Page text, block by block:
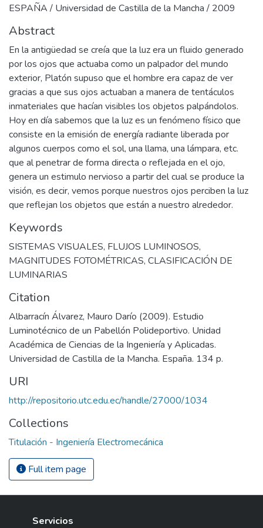
ESPAÑA / Universidad de Castilla de la Mancha / 2009
Abstract
En la antigüedad se creía que la luz era un fluido generado
por los ojos que actuaba como un palpador del mundo
exterior, Platón supuso que el hombre era capaz de ver
gracias a que sus ojos actuaban a manera de tentáculos
inmateriales que hacían visibles los objetos palpándolos.
Hoy en día sabemos que la luz es un fenómeno físico que
consiste en la emisión de energía radiante liberada por
algunos cuerpos como el sol, una llama, una lámpara, etc.
que al penetrar de forma directa o reflejada en el ojo,
genera un estimulo nervioso a partir del cual se produce la
visión, es decir, vemos porque nuestros ojos perciben la luz
que reflejan los objetos que están a nuestro alrededor.
Keywords
SISTEMAS VISUALES, FLUJOS LUMINOSOS,
MAGNITUDES FOTOMÉTRICAS, CLASIFICACIÓN DE
LUMINARIAS
Citation
Albarracín Álvarez, Mauro Darío (2009). Estudio
Luminotécnico de un Pabellón Polideportivo. Unidad
Académica de Ciencias de la Ingeniería y Aplicadas.
Universidad de Castilla de la Mancha. España. 134 p.
URI
http://repositorio.utc.edu.ec/handle/27000/1034
Collections
Titulación - Ingeniería Electromecánica
Full item page
Servicios